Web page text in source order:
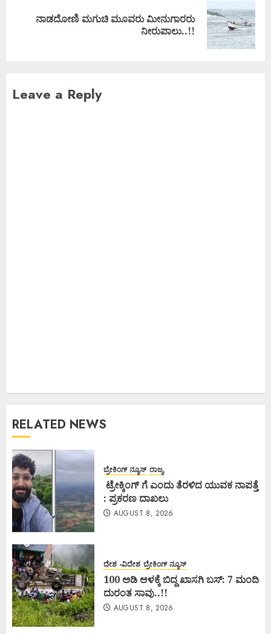
ನಾಡದೋಣಿ ಮಗುಚಿ ಮೂವರು ಮೀನುಗಾರರು
ನೀರುಪಾಲು..!!
Leave a Reply
RELATED NEWS
ಬ್ರೇಕಿಂಗ್ ನ್ಯೂಸ್ ರಾಜ್ಯ
ಟ್ರೇಕ್ಕಿಂಗ್ ಗೆ ಎಂದು ತೆರಳಿದ ಯುವಕ ನಾಪತ್ತೆ
: ಪ್ರಕರಣ ದಾಖಲು
AUGUST 8, 2026
ದೇಶ -ವಿದೇಶ ಬ್ರೇಕಿಂಗ್ ನ್ಯೂಸ್
100 ಅಡಿ ಆಳಕ್ಕೆ ಬಿದ್ದ ಖಾಸಗಿ ಬಸ್: 7 ಮಂದಿ
ದುರಂತ ಸಾವು..!!
AUGUST 8, 2026